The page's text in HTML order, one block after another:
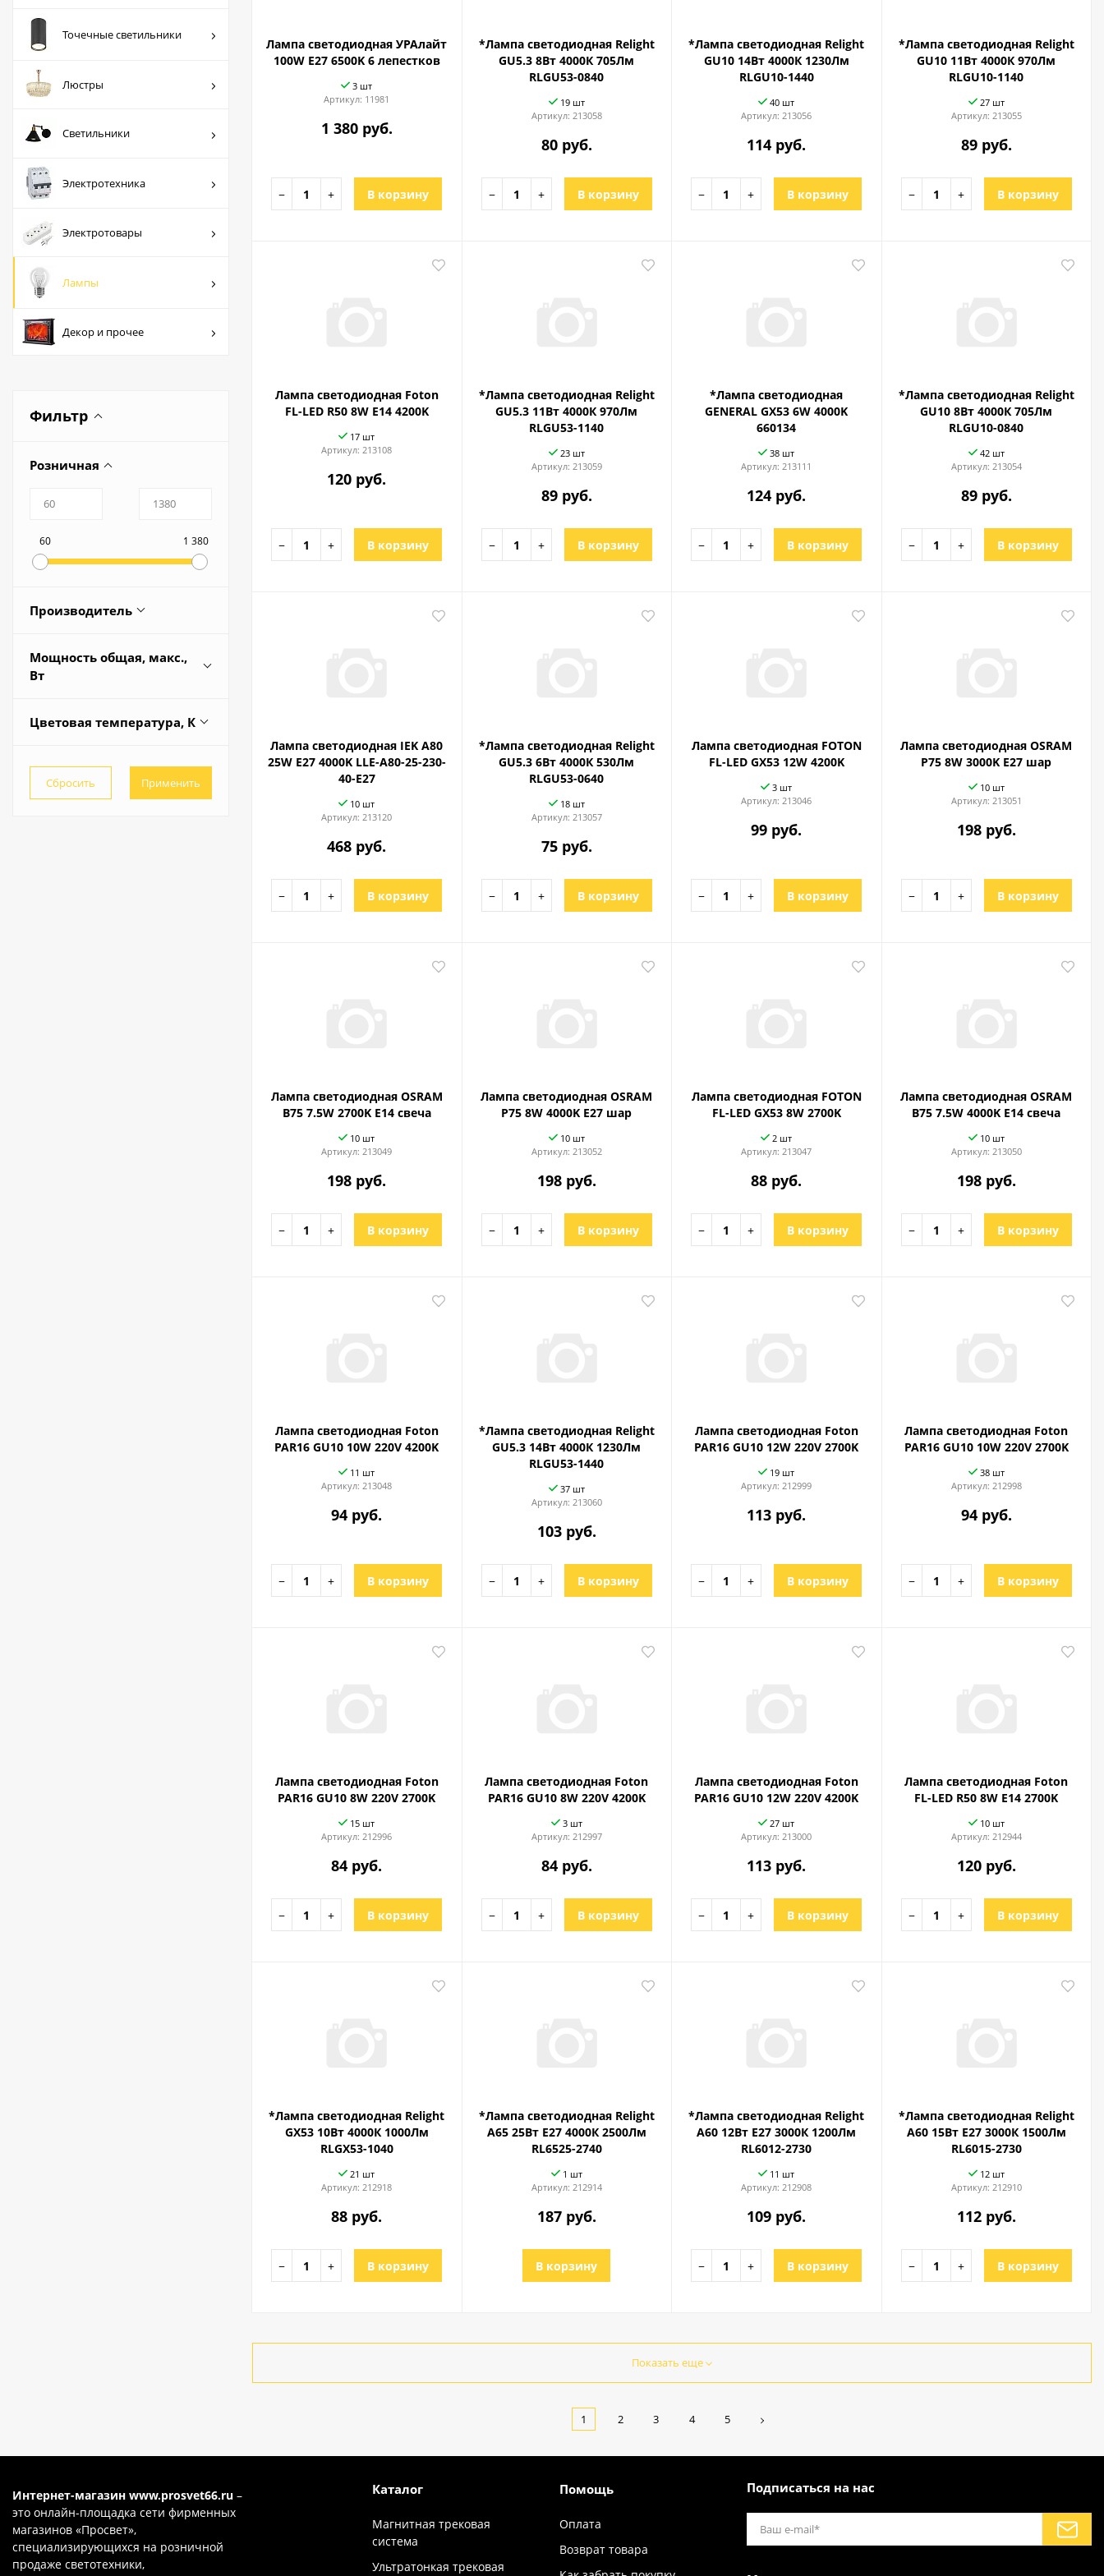
Люстры
Светильники
Электротехника
Лампы
Декор и прочее
Точечные светильники
Люстры
Светильники
Электротехника
Электротовары
Лампы
Декор и прочее
Фильтр
Розничная
60 1 380
Производитель
ECOLA
Мощность общая, макс.,
Вт
Цветовая температура, К
4200
Лампа светодиодная УРАлайт
100W E27 6500K 6 лепестков
3 шт
Артикул: 11981
1 380 руб.
− + В корзину
*Лампа светодиодная Relight
GU5.3 8Вт 4000К 705Лм
RLGU53-0840
19 шт
Артикул: 213058
80 руб.
− + В корзину
*Лампа светодиодная Relight
GU10 14Вт 4000К 1230Лм
RLGU10-1440
40 шт
Артикул:213056
114 руб.
− + В корзину
*Лампа светодиодная Relight
GU10 11Вт 4000К 970Лм
RLGU10-1140
27 шт
Артикул: 213055
89 руб.
− + В корзину
Лампа светодиодная Foton
FL-LED R50 8W E14 4200K
17 шт
Артикул:213108
120 руб.
− + В корзину
*Лампа светодиодная Relight
GU5.3 11Вт 4000К 970Лм
RLGU53-1140
23 шт
Артикул: 213059
89 руб.
− + В корзину
*Лампа светодиодная
GENERAL GX53 6W 4000K
660134
38 шт
Артикул:213111
124 руб.
− + В корзину
*Лампа светодиодная Relight
GU10 8Вт 4000К 705Лм
RLGU10-0840
42 шт
Артикул: 213054
89 руб.
− + В корзину
Лампа светодиодная IEK A80
25W E27 4000K LLE-A80-25-230-
40-E27
10 шт
Артикул:213120
468 руб.
− + В корзину
*Лампа светодиодная Relight
GU5.3 6Вт 4000К 530Лм
RLGU53-0640
18 шт
Артикул: 213057
75 руб.
− + В корзину
Лампа светодиодная FOTON
FL-LED GX53 12W 4200K
3 шт
Артикул:213046
99 руб.
− + В корзину
Лампа светодиодная OSRAM
P75 8W 3000K E27 шар
10 шт
Артикул: 213051
198 руб.
− + В корзину
Лампа светодиодная OSRAM
B75 7.5W 2700K E14 свеча
10 шт
Артикул:213049
198 руб.
− + В корзину
Лампа светодиодная OSRAM
P75 8W 4000K E27 шар
10 шт
Артикул: 213052
198 руб.
− + В корзину
Лампа светодиодная FOTON
FL-LED GX53 8W 2700K
2 шт
Артикул:213047
88 руб.
− + В корзину
Лампа светодиодная OSRAM
B75 7.5W 4000K E14 свеча
10 шт
Артикул: 213050
198 руб.
− + В корзину
Лампа светодиодная Foton
PAR16 GU10 10W 220V 4200K
11 шт
Артикул:213048
94 руб.
− + В корзину
*Лампа светодиодная Relight
GU5.3 14Вт 4000К 1230Лм
RLGU53-1440
37 шт
Артикул: 213060
103 руб.
− + В корзину
Лампа светодиодная Foton
PAR16 GU10 12W 220V 2700K
19 шт
Артикул:212999
113 руб.
− + В корзину
Лампа светодиодная Foton
PAR16 GU10 10W 220V 2700K
38 шт
Артикул: 212998
94 руб.
− + В корзину
Лампа светодиодная Foton
PAR16 GU10 8W 220V 2700K
15 шт
Артикул:212996
84 руб.
− + В корзину
Лампа светодиодная Foton
PAR16 GU10 8W 220V 4200K
3 шт
Артикул: 212997
84 руб.
− + В корзину
Лампа светодиодная Foton
PAR16 GU10 12W 220V 4200K
27 шт
Артикул:213000
113 руб.
− + В корзину
Лампа светодиодная Foton
FL-LED R50 8W E14 2700K
10 шт
Артикул: 212944
120 руб.
− + В корзину
*Лампа светодиодная Relight
GX53 10Вт 4000К 1000Лм
RLGX53-1040
21 шт
Артикул:212918
88 руб.
− + В корзину
*Лампа светодиодная Relight
A65 25Вт Е27 4000К 2500Лм
RL6525-2740
1 шт
Артикул: 212914
187 руб.
В корзину
*Лампа светодиодная Relight
A60 12Вт Е27 3000К 1200Лм
RL6012-2730
11 шт
Артикул:212908
109 руб.
− + В корзину
*Лампа светодиодная Relight
A60 15Вт Е27 3000К 1500Лм
RL6015-2730
12 шт
Артикул: 212910
112 руб.
− + В корзину
Показать еще
1 2 3 4 5
Интернет-магазин www.prosvet66.ru –
это онлайн-площадка сети фирменных
магазинов «Просвет»,
специализирующихся на розничной
продаже светотехники,
Каталог
Магнитная трековая
система
Ультратонкая трековая
Помощь
Оплата
Возврат товара
Подписаться на нас